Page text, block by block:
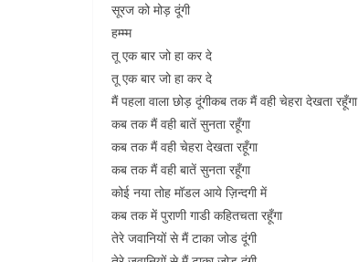
सूरज को मोड़ दूंगी
हम्म्म
तू एक बार जो हा कर दे
तू एक बार जो हा कर दे
मैं पहला वाला छोड़ दूंगीकब तक मैं वही चेहरा देखता रहूँगा
कब तक मैं वही बातें सुनता रहूँगा
कब तक मैं वही चेहरा देखता रहूँगा
कब तक मैं वही बातें सुनता रहूँगा
कोई नया तोह मॉडल आये ज़िन्दगी में
कब तक में पुराणी गाडी कहितचता रहूँगा
तेरे जवानियों से मैं टाका जोड दूंगी